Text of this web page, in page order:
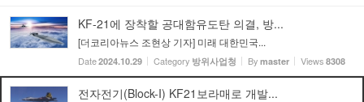
KF-21에 장착할 공대함유도탄 의결, 방...
[더코리아뉴스 조현상 기자] 미래 대한민국...
Date2024.10.29 Category 방위사업청 By master Views 8308
전자전기(Block-I) KF21보라매로 개발...